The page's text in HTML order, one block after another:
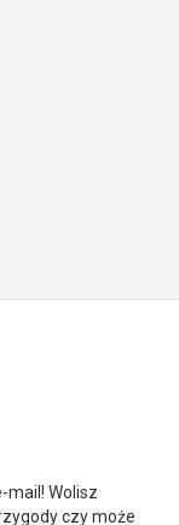
mail! Wolisz
czy może